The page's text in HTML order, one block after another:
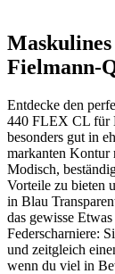
Fielmann-
Entdecke den
440 FLEX CL für
besonders gut in
markanten Kontur
Modisch,
Vorteile zu bieten
in Blau
das gewisse
Federscharniere:
und zeitgleich
wenn du viel in